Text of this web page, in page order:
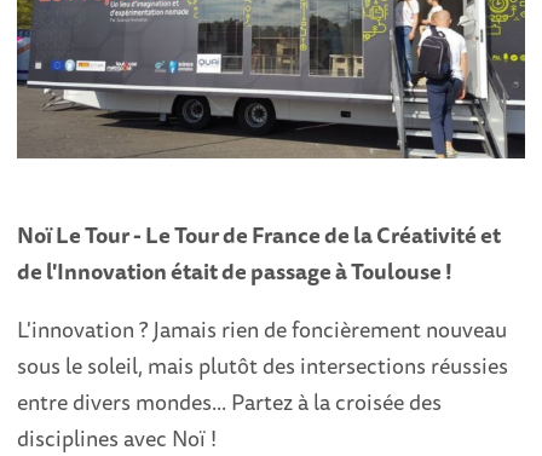
Noï Le Tour - Le Tour de France de la Créativité et
de l'Innovation était de passage à Toulouse !
L'innovation ? Jamais rien de foncièrement nouveau
sous le soleil, mais plutôt des intersections réussies
entre divers mondes... Partez à la croisée des
disciplines avec Noï !